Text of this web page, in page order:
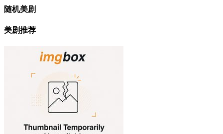
随机美剧
美剧推荐